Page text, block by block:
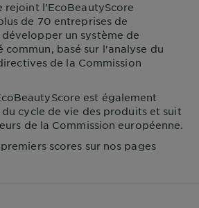
rejoint l'EcoBeautyScore
de 70 entreprises de
un système de
basé sur l'analyse du
de la Commission
est également
du cycle de vie des produits et suit
de la Commission européenne.
scores sur nos pages